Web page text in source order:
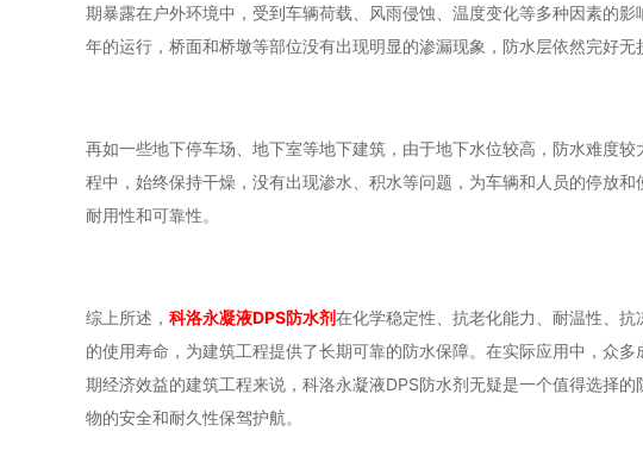
期暴露在户外环境中，受到车辆荷载、风雨侵蚀、温度变化等多种因素的
年的运行，桥面和桥墩等部位没有出现明显的渗漏现象，防水层依然完好无
再如一些地下停车场、地下室等地下建筑，由于地下水位较高，防水难度
程中，始终保持干燥，没有出现渗水、积水等问题，为车辆和人员的停放
耐用性和可靠性。
综上所述， 科洛永凝液DPS防水剂在化学稳定性、抗老化能力、耐温性、
的使用寿命，为建筑工程提供了长期可靠的防水保障。在实际应用中，众
期经济效益的建筑工程来说，科洛永凝液DPS防水剂无疑是一个值得选择
物的安全和耐久性保驾护航。